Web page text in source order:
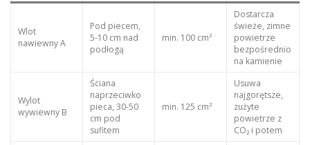
Wlot
nawiewny A
Pod piecem,
5-10 cm nad
podłogą
min. 100 cm²
Dostarcza
świeże, zimne
powietrze
bezpośrednio
na kamienie
Wylot
wywiewny B
Ściana
naprzeciwko
pieca, 30-50
cm pod
sufitem
min. 125 cm²
Usuwa
najgorętsze,
zużyte
powietrze z
CO₂ i potem